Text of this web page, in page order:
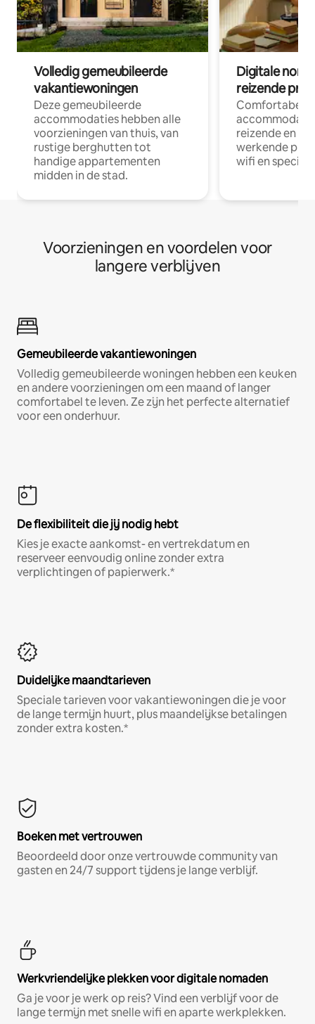
Volledig gemeubileerde
vakantiewoningen
Deze gemeubileerde
accommodaties hebben alle
voorzieningen van thuis, van
rustige berghutten tot
handige appartementen
midden in de stad.
Digitale
reizende
Comfortabele
reizende en
werkende
wifi en
Voorzieningen en voordelen voor
langere verblijven
Gemeubileerde vakantiewoningen
Volledig gemeubileerde woningen hebben een keuken
en andere voorzieningen om een maand of langer
comfortabel te leven. Ze zijn het perfecte alternatief
voor een onderhuur.
De flexibiliteit die jij nodig hebt
Kies je exacte aankomst- en vertrekdatum en
reserveer eenvoudig online zonder extra
verplichtingen of papierwerk.*
Duidelijke maandtarieven
Speciale tarieven voor vakantiewoningen die je voor
de lange termijn huurt, plus maandelijkse betalingen
zonder extra kosten.*
Boeken met vertrouwen
Beoordeeld door onze vertrouwde community van
gasten en 24/7 support tijdens je lange verblijf.
Werkvriendelijke plekken voor digitale nomaden
Ga je voor je werk op reis? Vind een verblijf voor de
lange termijn met snelle wifi en aparte werkplekken.